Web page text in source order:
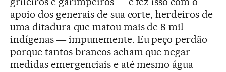
apoio dos generais de sua corte, herdeiros de
uma ditadura que matou mais de 8 mil
indígenas ― impunemente. Eu peço perdão
porque tantos brancos acham que negar
medidas emergenciais e até mesmo água